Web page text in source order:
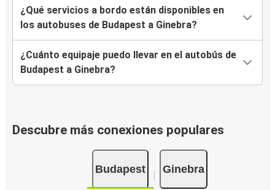
¿Qué servicios a bordo están disponibles en
los autobuses de Budapest a Ginebra?
¿Cuánto equipaje puedo llevar en el autobús de
Budapest a Ginebra?
Descubre más conexiones populares
Budapest Ginebra